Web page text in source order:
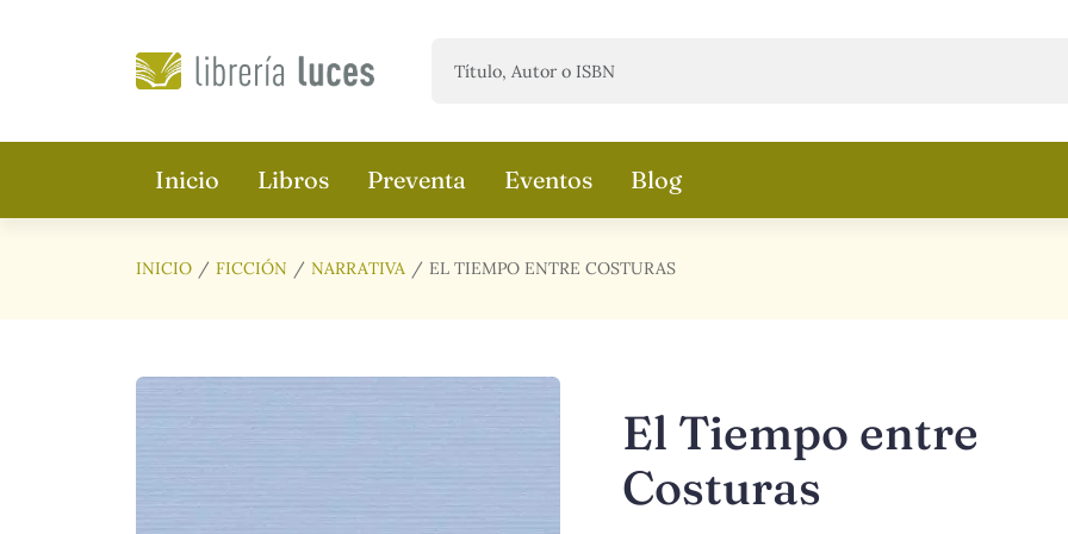
Inicio Libros Preventa Eventos Blog
INICIO FICCIÓN NARRATIVA EL TIEMPO ENTRE COSTURAS
El Tiempo entre
Costuras